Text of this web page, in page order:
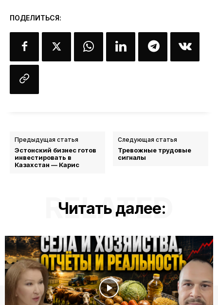
ПОДЕЛИТЬСЯ:
Предыдущая статья
Эстонский бизнес готов
инвестировать в
Казахстан — Карис
Следующая статья
Тревожные трудовые
сигналы
Читать далее:
RELATED